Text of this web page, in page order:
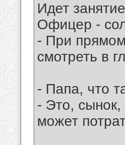
Идет
Офицер -
- При
смотреть в
- Папа, что
- Это, сынок,
может